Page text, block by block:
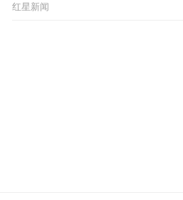
红星新闻